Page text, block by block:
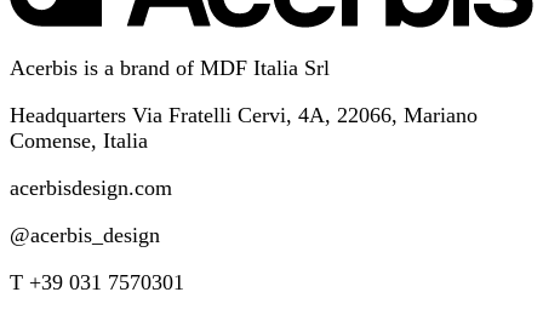
Acerbis is a brand of MDF Italia Srl
Headquarters Via Fratelli Cervi, 4A, 22066, Mariano
Comense, Italia
acerbisdesign.com
@acerbis_design
T +39 031 7570301